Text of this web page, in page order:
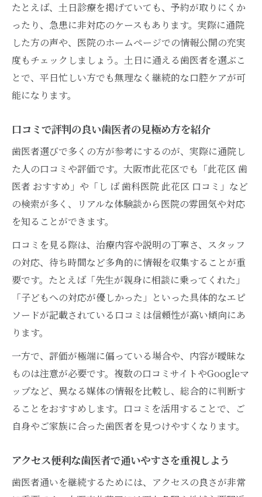
多様な診療科目を持つ歯医者のメリット
家族で通える歯医者の口コミ活用術を紹介
歯医者の特徴と土日診療の魅力に注目
土日診療が可能な歯医者の強みを徹底解説
幅広い治療分野を提供する歯医者の魅力
痛みに配慮した歯医者の治療技術を紹介
歯医者の衛生管理体制が重要な理由とは
大阪市此花区で歯医者選びに役立つ豆知識
歯医者の口コミ情報を上手に活用するコツ
此花区で注目の歯医者選びの基準を解説
歯医者の予約時間や最終受付のポイント
歯医者の診療時間と自分の生活を合わせる
方法
オンライン診療対応の歯医者活用術を紹介
定期通院を叶える土日歯医者活用のコツ
歯医者の予約忘れを防ぐための工夫をご紹
長期的な健康維持に役立つ歯医者の選び方
歯医者の診療計画で家族の健康管理を強化
説
たとえば、土日診療を掲げていても、予約が取りにくか
ったり、急患に非対応のケースもあります。実際に通院
した方の声や、医院のホームページでの情報公開の充実
度もチェックしましょう。土日に通える歯医者を選ぶこ
とで、平日忙しい方でも無理なく継続的な口腔ケアが可
能になります。
口コミで評判の良い歯医者の見極め方を紹介
歯医者選びで多くの方が参考にするのが、実際に通院し
た人の口コミや評価です。大阪市此花区でも「此花区 歯
医者 おすすめ」や「し ば 歯科医院 此花区 口コミ」など
の検索が多く、リアルな体験談から医院の雰囲気や対応
を知ることができます。
口コミを見る際は、治療内容や説明の丁寧さ、スタッフ
の対応、待ち時間など多角的に情報を収集することが重
要です。たとえば「先生が親身に相談に乗ってくれた」
「子どもへの対応が優しかった」といった具体的なエピ
ソードが記載されている口コミは信頼性が高い傾向にあ
ります。
一方で、評価が極端に偏っている場合や、内容が曖昧な
ものは注意が必要です。複数の口コミサイトやGoogleマ
ップなど、異なる媒体の情報を比較し、総合的に判断す
ることをおすすめします。口コミを活用することで、ご
自身やご家族に合った歯医者を見つけやすくなります。
アクセス便利な歯医者で通いやすさを重視しよう
歯医者通いを継続するためには、アクセスの良さが非常